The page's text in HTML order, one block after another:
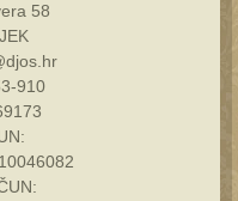
58
910